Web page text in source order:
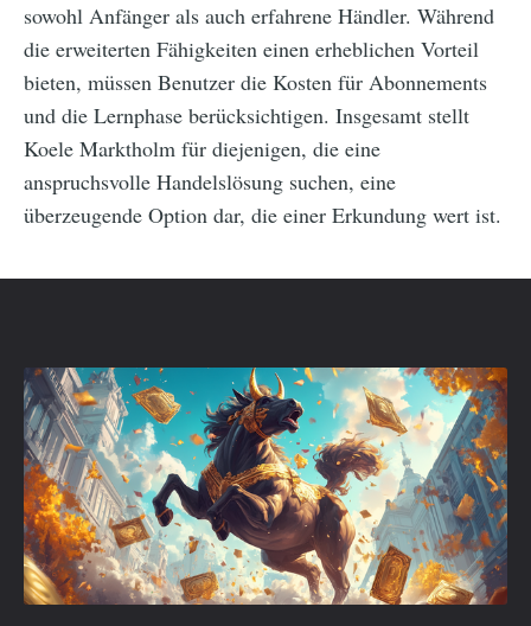
sowohl Anfänger als auch erfahrene Händler. Während
die erweiterten Fähigkeiten einen erheblichen Vorteil
bieten, müssen Benutzer die Kosten für Abonnements
und die Lernphase berücksichtigen. Insgesamt stellt
Koele Marktholm für diejenigen, die eine
anspruchsvolle Handelslösung suchen, eine
überzeugende Option dar, die einer Erkundung wert ist.